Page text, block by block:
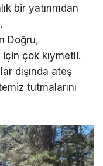
bir yatırımdan
Doğru,
için çok kıymetli.
dışında ateş
tutmalarını